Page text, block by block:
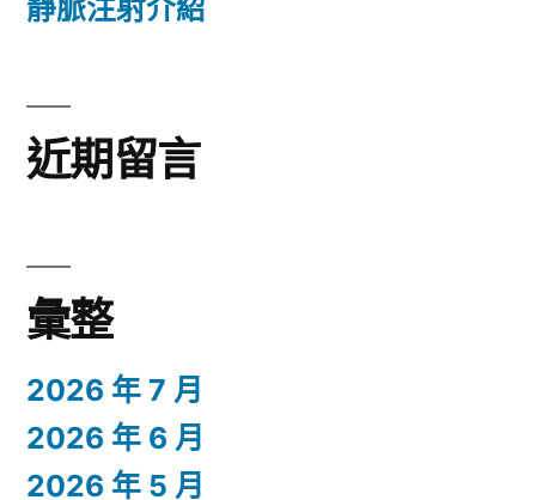
靜脈注射介紹
近期留言
彙整
2026 年 7 月
2026 年 6 月
2026 年 5 月